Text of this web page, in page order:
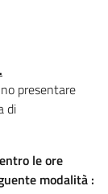
presentare
di
entro le ore
modalità :